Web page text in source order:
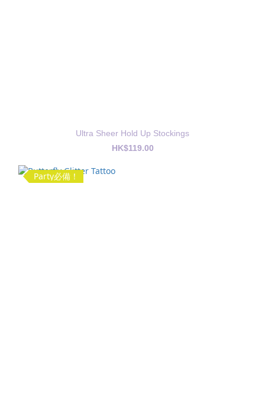
Ultra Sheer Hold Up Stockings
HK$119.00
Party必備！